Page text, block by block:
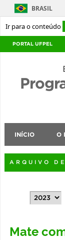
Ir para o conteúdo
BRASIL
PORTAL UFPEL
INÍCIO O
ARQUIVO
Mate